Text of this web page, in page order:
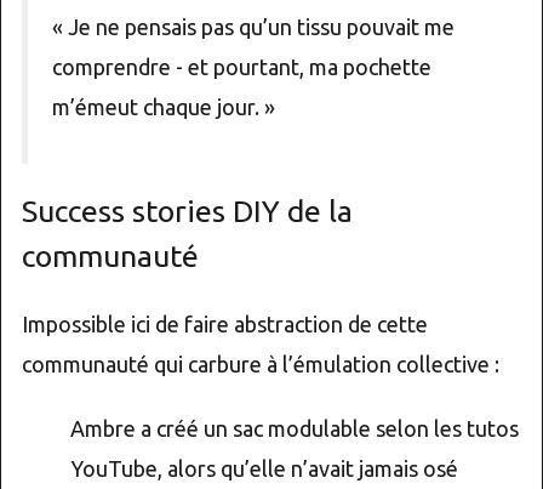
« Je ne pensais pas qu’un tissu pouvait me
comprendre - et pourtant, ma pochette
m’émeut chaque jour. »
Success stories DIY de la
communauté
Impossible ici de faire abstraction de cette
communauté qui carbure à l’émulation collective :
Ambre a créé un sac modulable selon les tutos
YouTube, alors qu’elle n’avait jamais osé